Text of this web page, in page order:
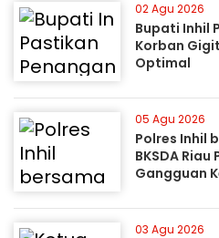
02 Agu 2026
Bupati Inhil
Korban
Optimal
05 Agu 2026
Polres Inhil
BKSDA
Gangguan
03 Agu 2026